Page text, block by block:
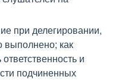
при делегировании,
выполнено; как
и
подчиненных